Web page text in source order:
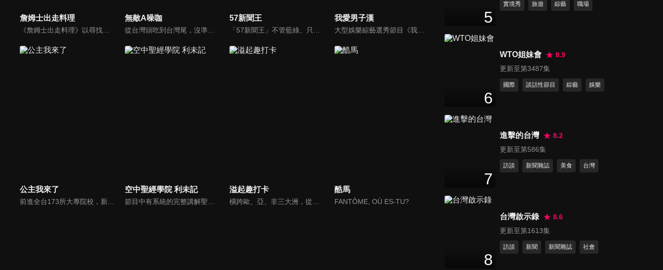
詹姆士出走料理 無敵A噪咖
從台灣頭吃到台灣尾，沒準備好你的肚子千萬別說台灣的美味你都吃過啦！無敵A噪咖這次精銳盡出、翻山越嶺，傳出台灣的好滋味，豐富、美味的畫面，傳遞噪咖對美食的用心，透過獨特的介紹方式，就要你吃得更有創意、更有趣！吃的更有內涵與層次喔！
57新聞王 我愛男子漢
大型娛樂綜藝選秀節目《我愛男子漢》強勢登場！打造全新華語男子團體！各個參賽者無不卯足全力，使出看家本領只為登上夢想殿堂！為了擄獲評審芳心，哪些參賽者會使出意想不到的絕招呢？獨家精彩內容搶先看，想知道有什麼大來賓大駕光臨？想知道有那些爆笑互動內容？
公主我來了
前進全台173所大專院校，新世代最好笑主持陣容，前往各大校園，尋找最美校花公主。為了贏得公主，不擇手段。
空中聖經學院 利未記
節目中有系統的完整講解聖經真理，邀請受過解經講道訓練的老師，按著正意分解真理的道，帶領弟兄姊妹更深的了解聖經的浩瀚與偉大
溢起趣打卡
橫跨歐、亞、非三大洲，從印度、土耳其、印尼、及突尼西亞四國進行拍攝，見證世界遺產與伊斯蘭文化的魅力，體驗穆斯林的生活方式。
酷馬
FANTȎME, OÙ ES-TU?
第13集 晧禎挑
戰演技?!居然想
笑！Mingo 獨
自殺蟑全紀錄
1分鐘
最愛的台灣美
連台語都強到
可怕
1分鐘
5
實境秀 旅遊 綜藝 職場
6
WTO姐妹會
8.9
更新至第3487集
國際 談話性節目 綜藝 娛樂
7
進擊的台灣
8.2
更新至第586集
訪談 新聞雜誌 美食 台灣
8
台灣啟示錄
8.6
更新至第1613集
訪談 新聞 新聞雜誌 社會